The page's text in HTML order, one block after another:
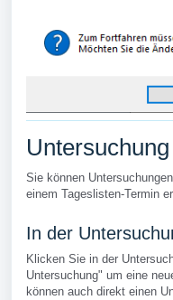
Sie können
einem Tageslisten-Termin
In der
Klicken Sie in der
Untersuchung" um eine
können auch direkt einen